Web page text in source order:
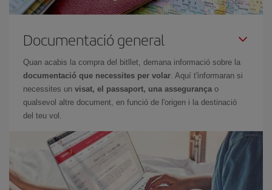
Documentació general
Quan acabis la compra del bitllet, demana informació sobre la
documentació que necessites per volar. Aquí t'informaran si
necessites un visat, el passaport, una assegurança o
qualsevol altre document, en funció de l'origen i la destinació
del teu vol.